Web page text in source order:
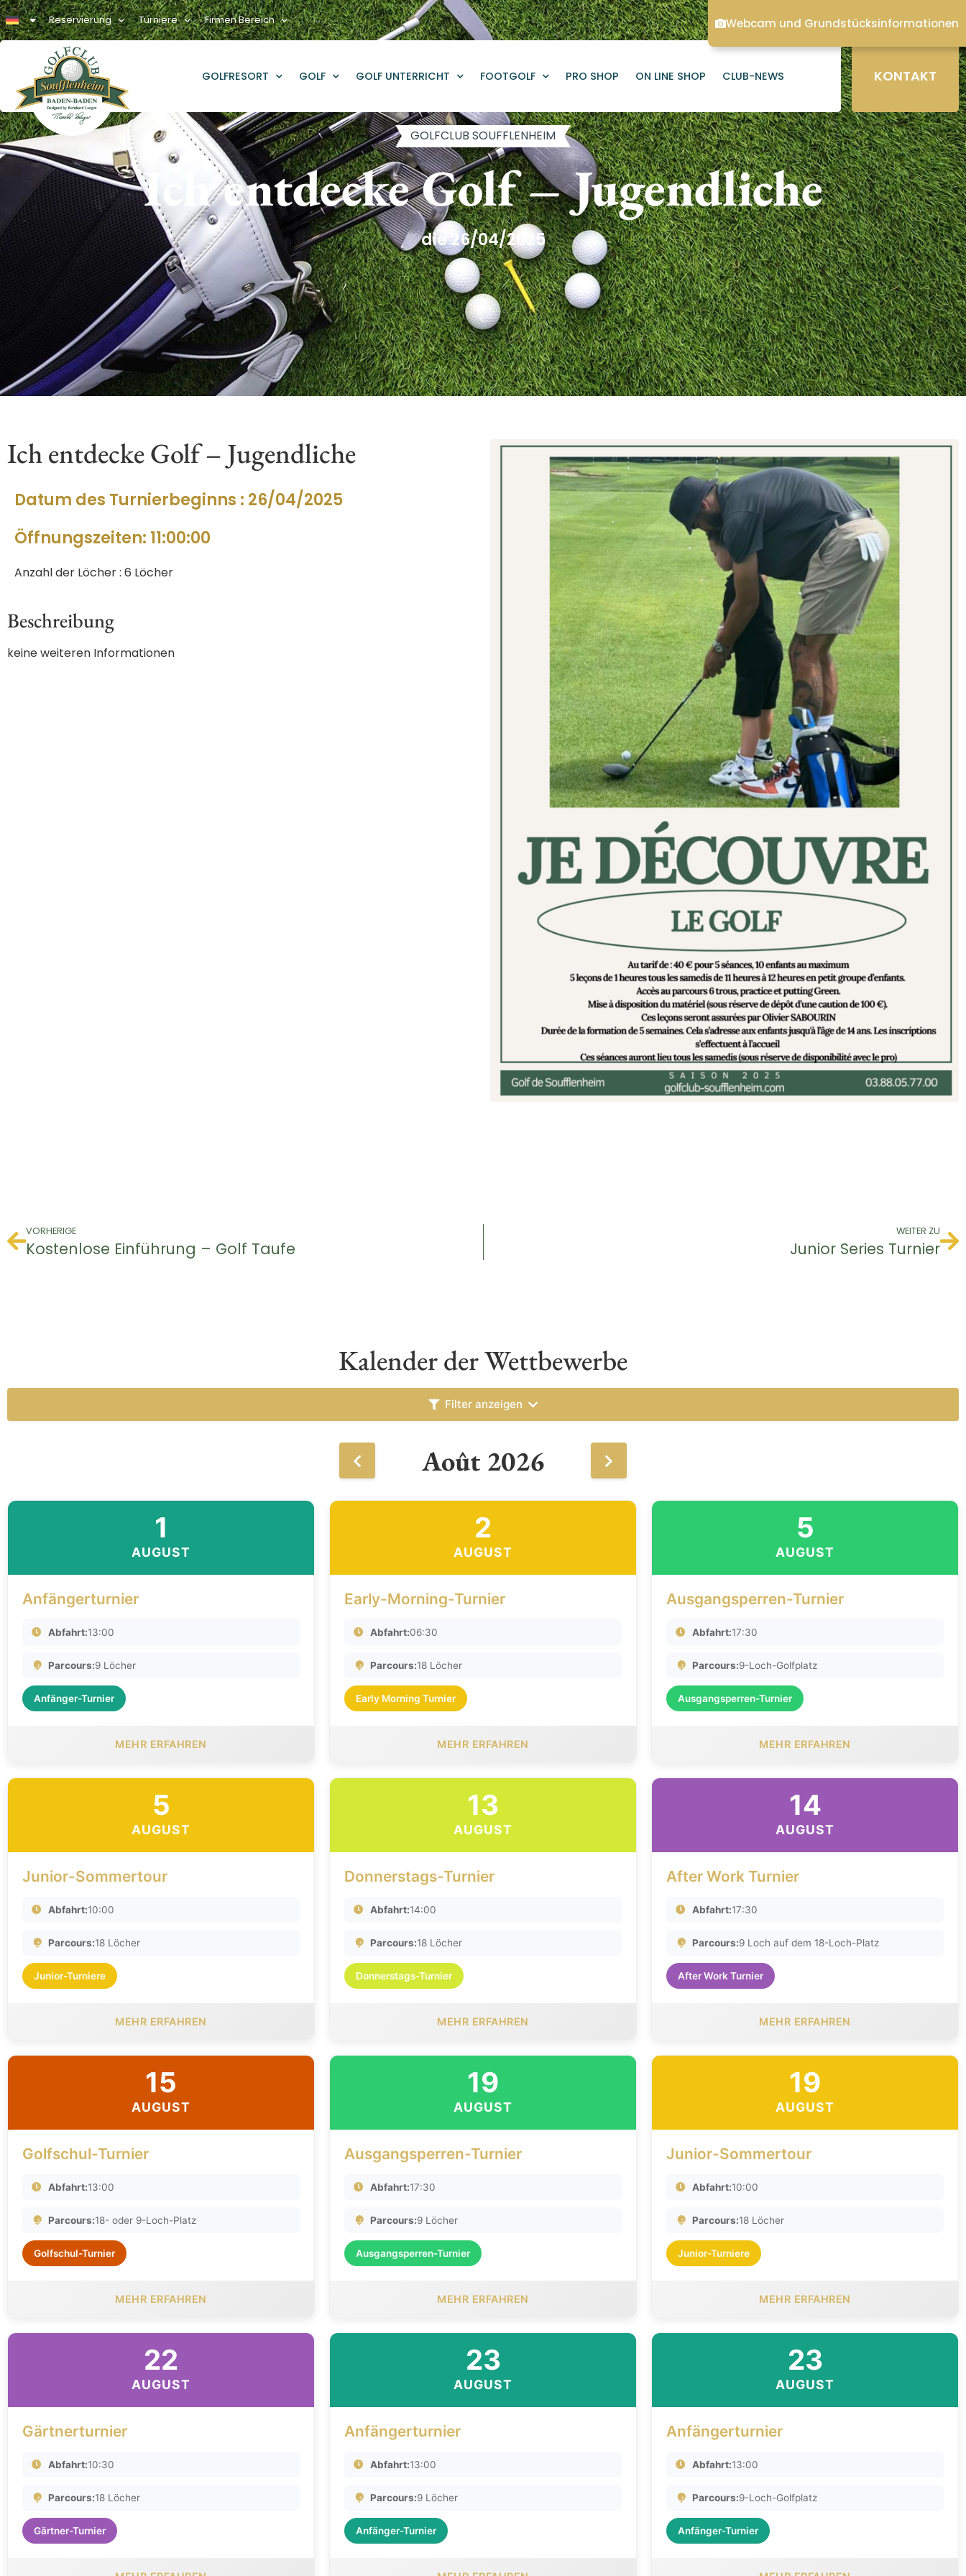
Reservierung Turniere Firmen Bereich
GOLFRESORT GOLF GOLF UNTERRICHT FOOTGOLF PRO SHOP ON LINE SHOP CLUB-NEWS KONTAKT
GOLFCLUB SOUFFLENHEIM
Ich entdecke Golf – Jugendliche
die 26/04/2025
Ich entdecke Golf – Jugendliche
Datum des Turnierbeginns : 26/04/2025
Öffnungszeiten: 11:00:00
Anzahl der Löcher : 6 Löcher
Beschreibung
keine weiteren Informationen
VORHERIGE
Kostenlose Einführung – Golf Taufe
WEITER ZU
Junior Series Turnier
Kalender der Wettbewerbe
Filter anzeigen
Août 2026
1
AUGUST
Anfängerturnier
Abfahrt:13:00
Parcours:9 Löcher
Anfänger-Turnier
MEHR ERFAHREN
2
AUGUST
Early-Morning-Turnier
Abfahrt:06:30
Parcours:18 Löcher
Early Morning Turnier
MEHR ERFAHREN
5
AUGUST
Ausgangsperren-Turnier
Abfahrt:17:30
Parcours:9-Loch-Golfplatz
Ausgangsperren-Turnier
MEHR ERFAHREN
5
AUGUST
Junior-Sommertour
Abfahrt:10:00
Parcours:18 Löcher
Junior-Turniere
MEHR ERFAHREN
13
AUGUST
Donnerstags-Turnier
Abfahrt:14:00
Parcours:18 Löcher
Donnerstags-Turnier
MEHR ERFAHREN
14
AUGUST
After Work Turnier
Abfahrt:17:30
Parcours:9 Loch auf dem 18-Loch-Platz
After Work Turnier
MEHR ERFAHREN
15
AUGUST
Golfschul-Turnier
Abfahrt:13:00
Parcours:18- oder 9-Loch-Platz
Golfschul-Turnier
MEHR ERFAHREN
19
AUGUST
Ausgangsperren-Turnier
Abfahrt:17:30
Parcours:9 Löcher
Ausgangsperren-Turnier
MEHR ERFAHREN
19
AUGUST
Junior-Sommertour
Abfahrt:10:00
Parcours:18 Löcher
Junior-Turniere
MEHR ERFAHREN
22
AUGUST
Gärtnerturnier
Abfahrt:10:30
Parcours:18 Löcher
Gärtner-Turnier
23
AUGUST
Anfängerturnier
Abfahrt:13:00
Parcours:9 Löcher
Anfänger-Turnier
23
AUGUST
Anfängerturnier
Abfahrt:13:00
Parcours:9-Loch-Golfplatz
Anfänger-Turnier
Webcam und Grundstücksinformationen